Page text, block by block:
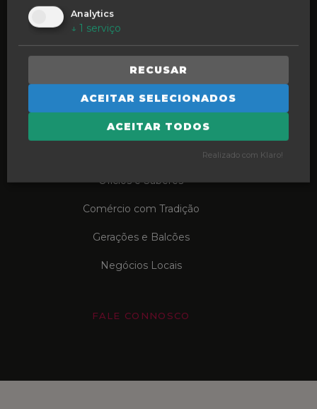
Podcasts e Vlogs
Formação em Ação
COMPRE LOCAL
Porquê Local?
Ofícios e Saberes
Comércio com Tradição
Gerações e Balcões
Negócios Locais
FALE CONNOSCO
Analytics
↓ 1 serviço
RECUSAR
ACEITAR SELECIONADOS
ACEITAR TODOS
Realizado com Klaro!